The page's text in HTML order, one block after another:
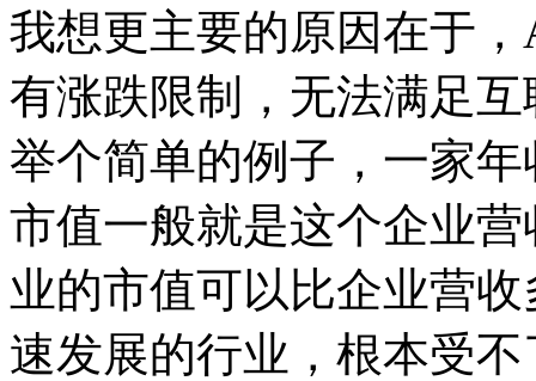
我想更主要的原因在于
有涨跌限制，无法满足
举个简单的例子，一家
市值一般就是这个企业
业的市值可以比企业营
速发展的行业，根本受